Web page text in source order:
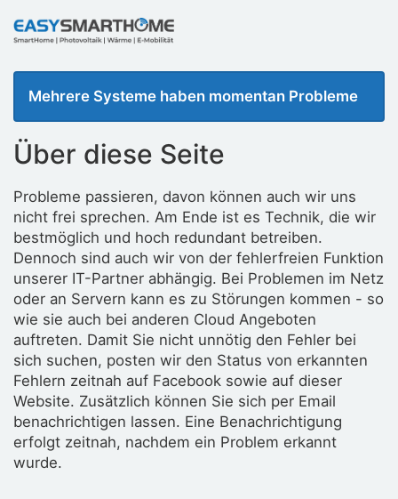
Mehrere Systeme haben momentan Probleme
Über diese Seite
Probleme passieren, davon können auch wir uns
nicht frei sprechen. Am Ende ist es Technik, die wir
bestmöglich und hoch redundant betreiben.
Dennoch sind auch wir von der fehlerfreien Funktion
unserer IT-Partner abhängig. Bei Problemen im Netz
oder an Servern kann es zu Störungen kommen - so
wie sie auch bei anderen Cloud Angeboten
auftreten. Damit Sie nicht unnötig den Fehler bei
sich suchen, posten wir den Status von erkannten
Fehlern zeitnah auf Facebook sowie auf dieser
Website. Zusätzlich können Sie sich per Email
benachrichtigen lassen. Eine Benachrichtigung
erfolgt zeitnah, nachdem ein Problem erkannt
wurde.